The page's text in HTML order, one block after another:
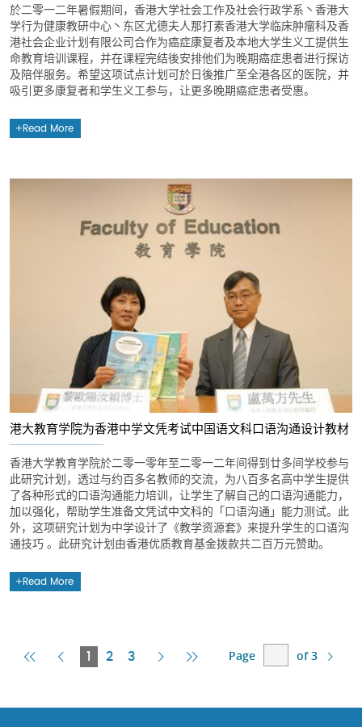
於二零一二年暑假期间，香港大学社会工作及社会行政学系丶香港大
学行为健康教研中心丶东区尤德夫人那打素香港大学临床肿瘤科及香
港社会企业计划有限公司合作为癌症康复者及本地大学生义工提供生
命教育培训课程，并在课程完结後安排他们为晚期癌症患者进行探访
及陪伴服务。希望这项试点计划可於日後推广至全港各区的医院，并
吸引更多康复者和学生义工参与，让更多晚期癌症患者受惠。
Read More
港大教育学院为香港中学文凭考试中国语文科口语沟通设计教材
香港大学教育学院於二零一零年至二零一二年间得到廿多间学校参与
此研究计划，透过与约百多名教师的交流，为八百多名高中学生提供
了各种形式的口语沟通能力培训，让学生了解自己的口语沟通能力，
加以强化，帮助学生准备文凭试中文科的「口语沟通」能力测试。此
外，这项研究计划为中学设计了《教学资源套》来提升学生的口语沟
通技巧 。此研究计划由香港优质教育基金拨款共二百万元赞助。
Read More
FirstPrevious
1
Current
2 3
Next Last
Page of 3